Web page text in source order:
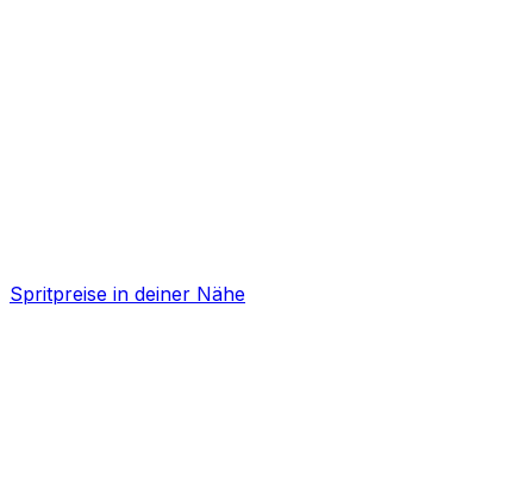
Spritpreise in deiner Nähe